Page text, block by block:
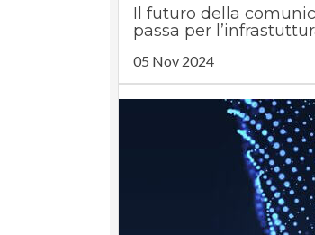
Il futuro della
passa per
05 Nov 2024